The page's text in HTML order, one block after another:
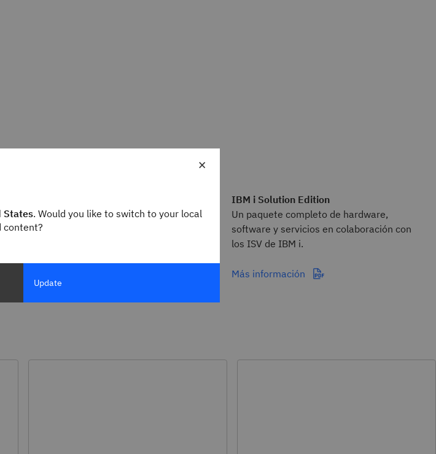
Un paquete simplificado con capacidades
IBM i Solution Edition
Un paquete completo de hardware,
software y servicios en colaboración con
los ISV de IBM i.
Más información
×
States. Would you like to switch to your local
content?
Update